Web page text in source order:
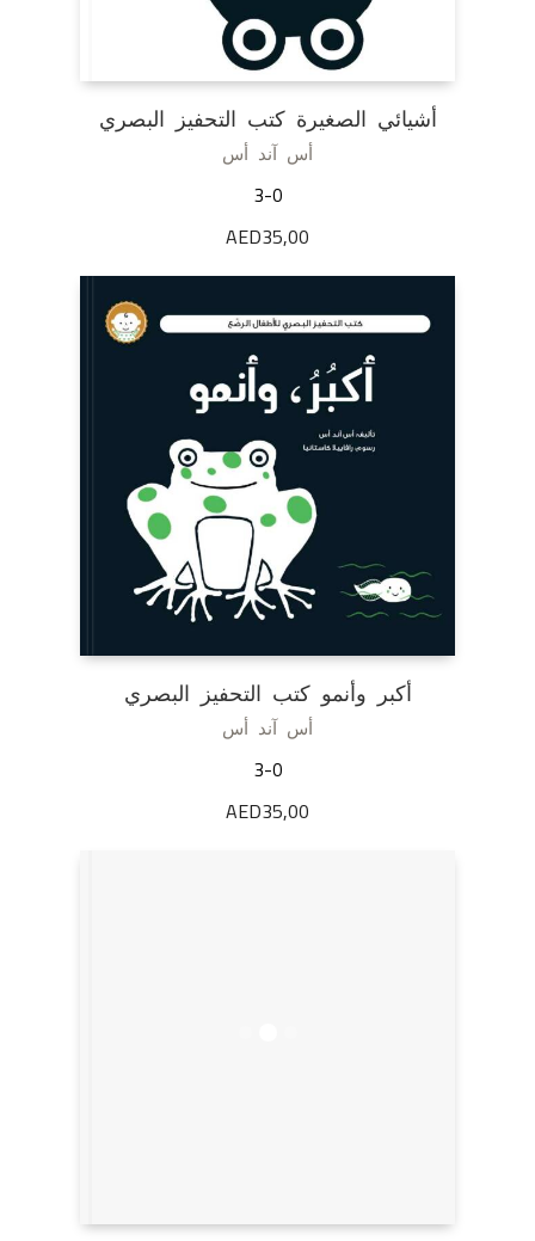
أشيائي الصغيرة كتب التحفيز البصري
أس آند أس
3-0
AED35,00
أكبر وأنمو كتب التحفيز البصري
أس آند أس
3-0
AED35,00